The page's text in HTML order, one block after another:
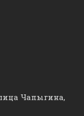
Чапыгина,